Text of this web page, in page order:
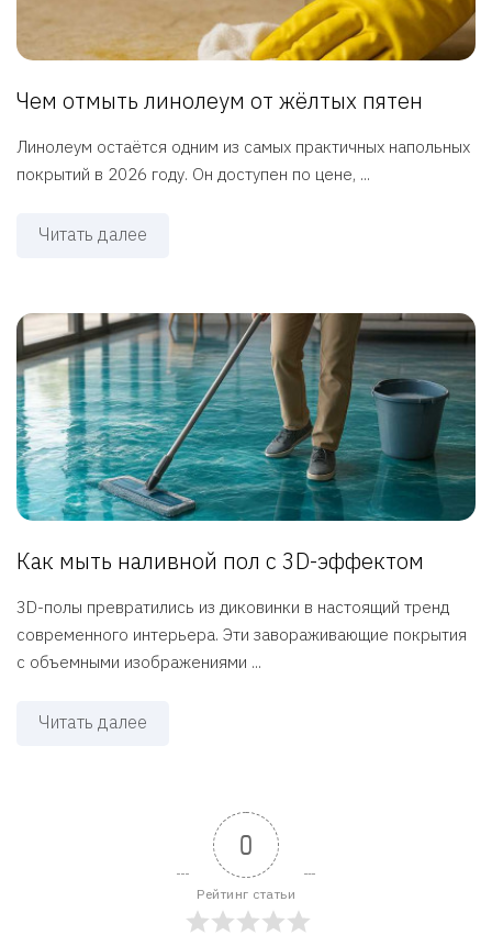
Чем отмыть линолеум от жёлтых пятен
Линолеум остаётся одним из самых практичных напольных
покрытий в 2026 году. Он доступен по цене, ...
Читать далее
Как мыть наливной пол с 3D-эффектом
3D-полы превратились из диковинки в настоящий тренд
современного интерьера. Эти завораживающие покрытия
с объемными изображениями ...
Читать далее
0
Рейтинг статьи